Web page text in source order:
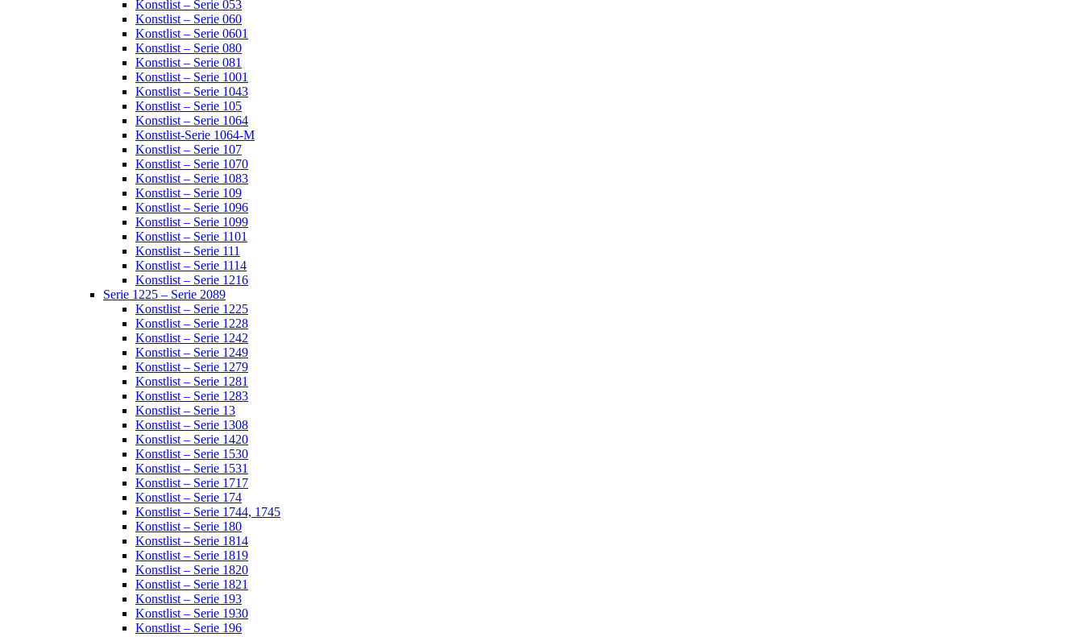
Konstlist – Serie 053
Konstlist – Serie 060
Konstlist – Serie 0601
Konstlist – Serie 080
Konstlist – Serie 081
Konstlist – Serie 1001
Konstlist – Serie 1043
Konstlist – Serie 105
Konstlist – Serie 1064
Konstlist-Serie 1064-M
Konstlist – Serie 107
Konstlist – Serie 1070
Konstlist – Serie 1083
Konstlist – Serie 109
Konstlist – Serie 1096
Konstlist – Serie 1099
Konstlist – Serie 1101
Konstlist – Serie 111
Konstlist – Serie 1114
Konstlist – Serie 1216
Serie 1225 – Serie 2089
Konstlist – Serie 1225
Konstlist – Serie 1228
Konstlist – Serie 1242
Konstlist – Serie 1249
Konstlist – Serie 1279
Konstlist – Serie 1281
Konstlist – Serie 1283
Konstlist – Serie 13
Konstlist – Serie 1308
Konstlist – Serie 1420
Konstlist – Serie 1530
Konstlist – Serie 1531
Konstlist – Serie 1717
Konstlist – Serie 174
Konstlist – Serie 1744, 1745
Konstlist – Serie 180
Konstlist – Serie 1814
Konstlist – Serie 1819
Konstlist – Serie 1820
Konstlist – Serie 1821
Konstlist – Serie 193
Konstlist – Serie 1930
Konstlist – Serie 196